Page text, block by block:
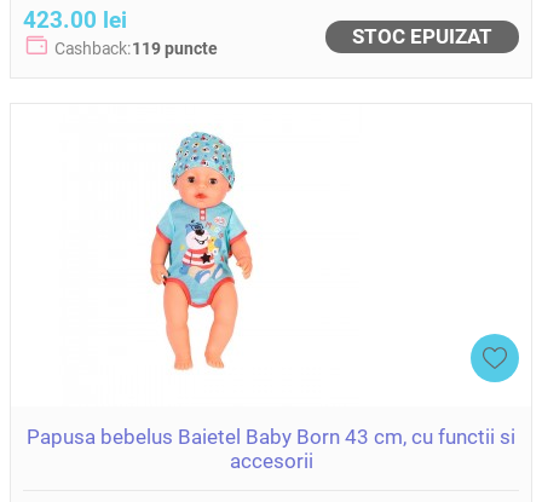
423.00 lei
Cashback:119 puncte STOC EPUIZAT
Papusa bebelus Baietel Baby Born 43 cm, cu functii si
accesorii